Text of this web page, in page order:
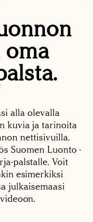
alla olevalla
kuvia ja tarinoita
nettisivuilla.
Suomen Luonto -
palstalle. Voit
esimerkiksi
julkaisemaasi